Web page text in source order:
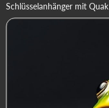
Schlüsselanhänger mit Quak